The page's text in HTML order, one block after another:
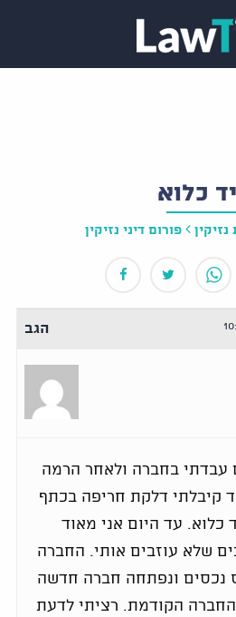
כלוא
פורום דיני נזיקין
הגב
לפני 3 שנים עבדתי בחברה ולאחר הרמה
קיבלתי דלקת חריפה בכתף
כלוא. עד היום אני מאוד
שלא עוזבים אותי. החברה
נכסים ונפתחה חברה חדשה
הקודמת. רציתי לדעת